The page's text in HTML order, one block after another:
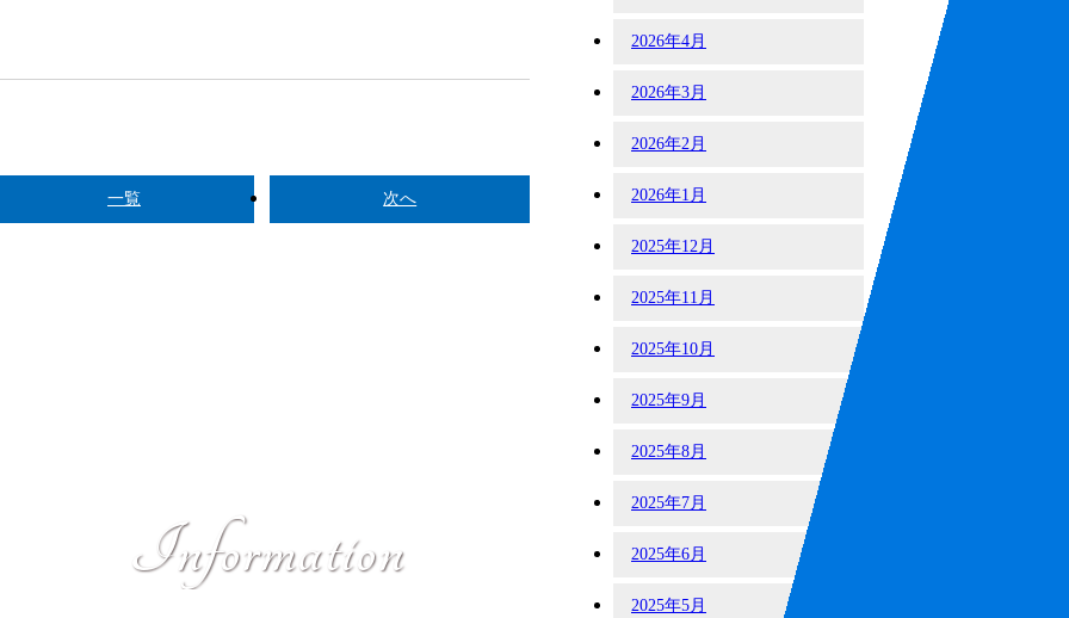
Information
一覧 次へ
2026年4月
2026年3月
2026年2月
2026年1月
2025年12月
2025年11月
2025年10月
2025年9月
2025年8月
2025年7月
2025年6月
2025年5月